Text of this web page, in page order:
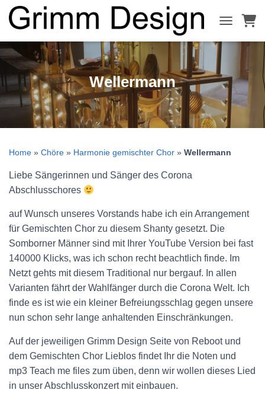
Wellermann
Home » Chöre » Harmonie gemischter Chor » Wellermann
Liebe Sängerinnen und Sänger des Corona
Abschlusschores
auf Wunsch unseres Vorstands habe ich ein Arrangement
für Gemischten Chor zu diesem Shanty gesetzt. Die
Somborner Männer sind mit Ihrer YouTube Version bei fast
140000 Klicks, was ich schon recht beachtlich finde. Im
Netzt gehts mit diesem Traditional nur bergauf. In allen
Varianten fährt der Wahlfänger durch die Corona Welt. Ich
finde es ist wie ein kleiner Befreiungsschlag gegen unsere
nun schon sehr lange anhaltenden Einschränkungen.
Auf der jeweiligen Grimm Design Seite von Reboot und
dem Gemischten Chor Lieblos findet Ihr die Noten und
mp3 Teach me files zum üben, denn wir wollen dieses Lied
in unser Abschlusskonzert mit einbauen.